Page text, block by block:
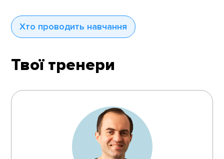
Хто проводить навчання
Твої тренери